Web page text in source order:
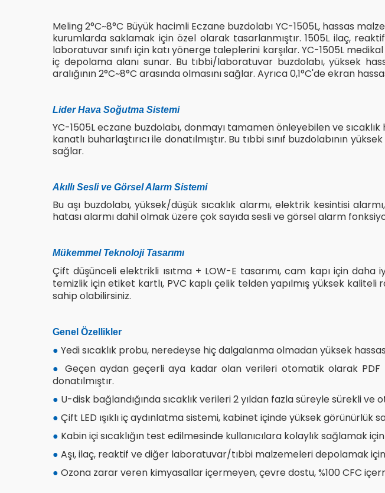
Meling 2°C~8°C Büyük hacimli Eczane buzdolabı YC-1505L, hassas
kurumlarda saklamak için özel olarak tasarlanmıştır. 1505L ilaç,
laboratuvar sınıfı için katı yönerge taleplerini karşılar. YC-1505L
iç depolama alanı sunar. Bu tıbbi/laboratuvar buzdolabı, yüksek
aralığının 2°C~8°C arasında olmasını sağlar. Ayrıca 0,1°C'de ekran
Lider Hava Soğutma Sistemi
YC-1505L eczane buzdolabı, donmayı tamamen önleyebilen ve
kanatlı buharlaştırıcı ile donatılmıştır. Bu tıbbi sınıf buzdolabının
sağlar.
Akıllı Sesli ve Görsel Alarm Sistemi
Bu aşı buzdolabı, yüksek/düşük sıcaklık alarmı, elektrik kesintisi
hatası alarmı dahil olmak üzere çok sayıda sesli ve görsel alarm
Mükemmel Teknoloji Tasarımı
Çift düşünceli elektrikli ısıtma + LOW-E tasarımı, cam kapı için
temizlik için etiket kartlı, PVC kaplı çelik telden yapılmış yüksek
sahip olabilirsiniz.
Genel Özellikler
● Yedi sıcaklık probu, neredeyse hiç dalgalanma olmadan yüksek
● Geçen aydan geçerli aya kadar olan verileri otomatik olarak PDF
donatılmıştır.
● U-disk bağlandığında sıcaklık verileri 2 yıldan fazla süreyle sürekli
● Çift LED ışıklı iç aydınlatma sistemi, kabinet içinde yüksek görünürlük
● Kabin içi sıcaklığın test edilmesinde kullanıcılara kolaylık sağlamak
● Aşı, ilaç, reaktif ve diğer laboratuvar/tıbbi malzemeleri depolamak
● Ozona zarar veren kimyasallar içermeyen, çevre dostu, %100 CFC